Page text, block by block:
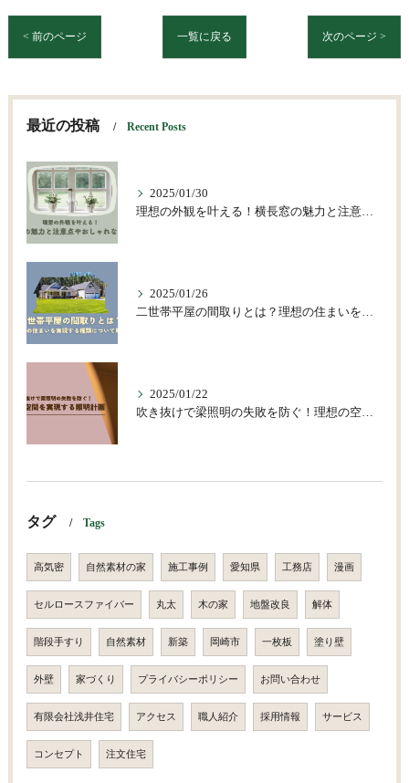
< 前のページ 一覧に戻る 次のページ >
最近の投稿 Recent Posts
2025/01/30
理想の外観を叶える！横長窓の魅力と注意点やおしゃれな活用術
2025/01/26
二世帯平屋の間取りとは？理想の住まいを実現する種類について解説
2025/01/22
吹き抜けで梁照明の失敗を防ぐ！理想の空間を実現する照明計画
タグ Tags
高気密 自然素材の家 施工事例 愛知県 工務店 漫画
セルロースファイバー 丸太 木の家 地盤改良 解体
階段手すり 自然素材 新築 岡崎市 一枚板 塗り壁
外壁 家づくり プライバシーポリシー お問い合わせ
有限会社浅井住宅 アクセス 職人紹介 採用情報 サービス
コンセプト 注文住宅